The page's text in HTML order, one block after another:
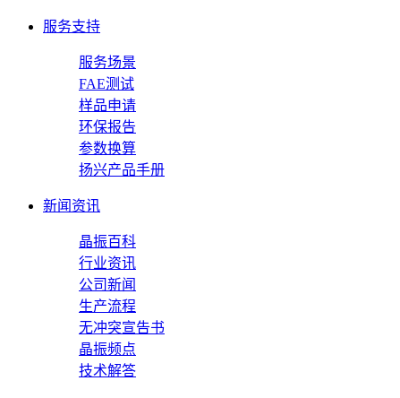
服务支持
服务场景
FAE测试
样品申请
环保报告
参数换算
扬兴产品手册
新闻资讯
晶振百科
行业资讯
公司新闻
生产流程
无冲突宣告书
晶振频点
技术解答